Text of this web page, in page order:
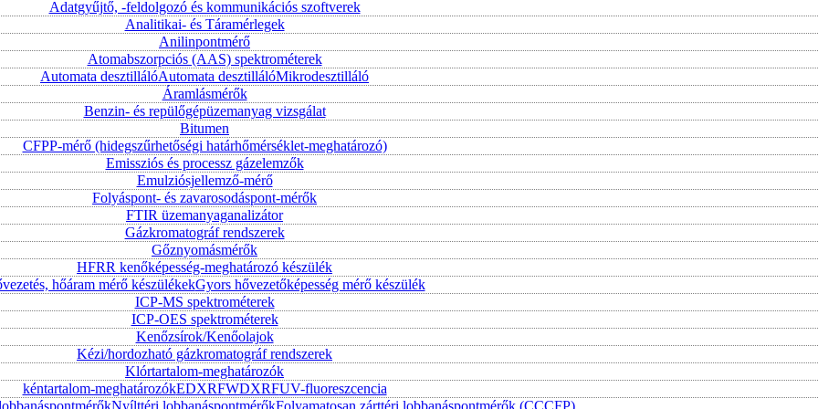
Adatgyűjtő, -feldolgozó és kommunikációs szoftverek
Analitikai- és Táramérlegek
Anilinpontmérő
Atomabszorpciós (AAS) spektrométerek
Automata desztillálóAutomata desztillálóMikrodesztilláló
Áramlásmérők
Benzin- és repülőgépüzemanyag vizsgálat
Bitumen
CFPP-mérő (hidegszűrhetőségi határhőmérséklet-meghatározó)
Emissziós és processz gázelemzők
Emulziósjellemző-mérő
Folyáspont- és zavarosodáspont-mérők
FTIR üzemanyaganalizátor
Gázkromatográf rendszerek
Gőznyomásmérők
HFRR kenőképesség-meghatározó készülék
hőáram mérő készülékekGyors hővezetőképesség mérő készülék
ICP-MS spektrométerek
ICP-OES spektrométerek
Kenőzsírok/Kenőolajok
Kézi/hordozható gázkromatográf rendszerek
Klórtartalom-meghatározók
kéntartalom-meghatározókEDXRFWDXRFUV-fluoreszcencia
Nyílttéri lobbanáspontmérőkFolyamatosan zárttéri lobbanáspontmérők (CCCFP)